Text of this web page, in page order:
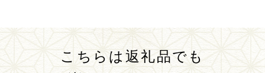
こちらは返礼品でも